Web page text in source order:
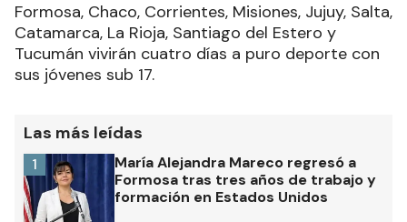
Formosa, Chaco, Corrientes, Misiones, Jujuy, Salta,
Catamarca, La Rioja, Santiago del Estero y
Tucumán vivirán cuatro días a puro deporte con
sus jóvenes sub 17.
Las más leídas
María Alejandra Mareco regresó a
Formosa tras tres años de trabajo y
formación en Estados Unidos
1